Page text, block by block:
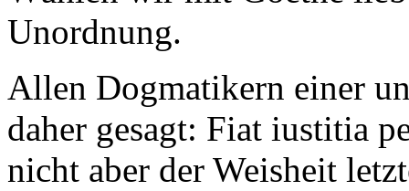
Unordnung.
Allen Dogmatikern einer
daher gesagt: Fiat iustitia
nicht aber der Weisheit